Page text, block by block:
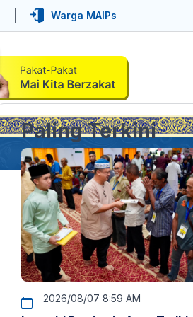
Warga MAIPs
Paling Terkini
2026/08/07 8:59 AM